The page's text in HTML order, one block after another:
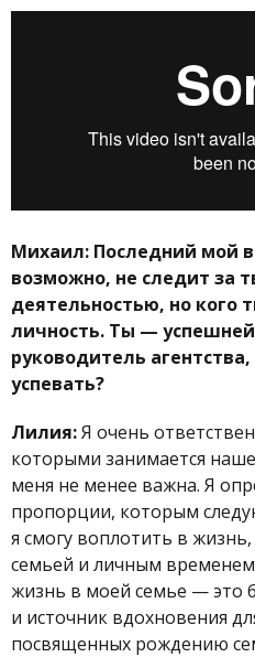
Михаил: Последний мой
возможно, не следит за
деятельностью, но кого
личность. Ты —
руководитель
успевать?
Лилия:Я очень
которыми занимается
меня не менее важна. Я
пропорции, которым
я смогу воплотить в
семьей и личным
жизнь в моей семье — это
и источник вдохновения
посвященных рождению